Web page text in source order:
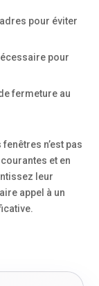
pour éviter
pour
fermeture au
n’est pas
et en
leur
appel à un